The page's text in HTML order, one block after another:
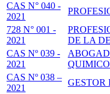
CAS N° 040 -
2021
728 N° 001 -
2021
DE LA
CAS Nº 039 -
2021
CAS Nº 038 –
2021
GESTOR